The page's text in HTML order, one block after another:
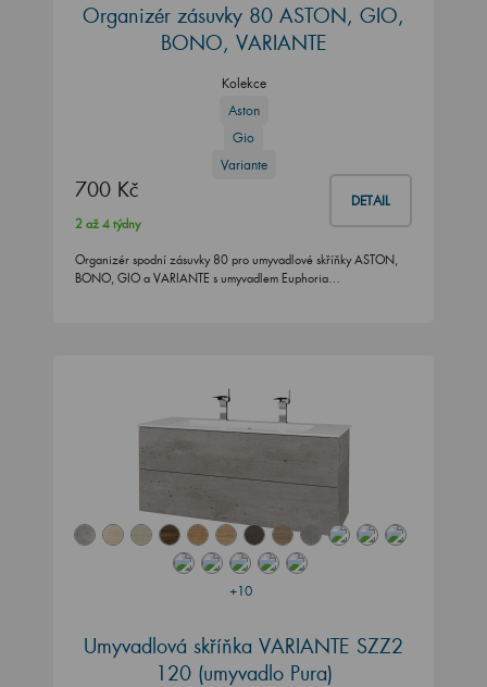
Organizér zásuvky 80 ASTON, GIO,
BONO, VARIANTE
Kolekce
Aston
Gio
Variante
700 Kč DETAIL
2 až 4 týdny
Organizér spodní zásuvky 80 pro umyvadlové skříňky ASTON,
BONO, GIO a VARIANTE s umyvadlem Euphoria…
+10
Umyvadlová skříňka VARIANTE SZZ2
120 (umyvadlo Pura)